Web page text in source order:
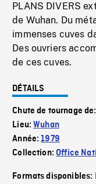
PLANS DIVERS
de Wuhan. Du
immenses cuves
Des ouvriers
de ces cuves.
DÉTAILS
Chute de tournage de:
Lieu:Wuhan
Année:1979
Collection:Office
Formats disponibles: